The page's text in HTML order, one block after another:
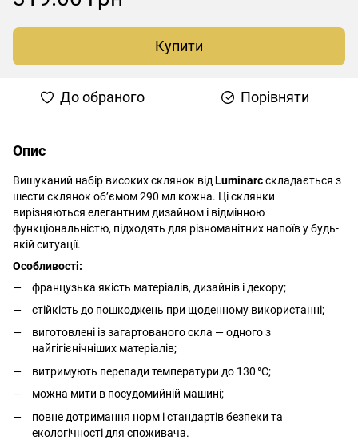
Купити
До обраного Порівняти
Опис
Вишуканий набір високих склянок від Luminarcскладається з
шести склянок об’ємом 290 мл кожна. Ці склянки
вирізняються елегантним дизайном і відмінною
функціональністю, підходять для різноманітних напоїв у будь-
якій ситуації.
Особливості:
французька якість матеріалів, дизайнів і декору;
стійкість до пошкоджень при щоденному використанні;
виготовлені із загартованого скла — одного з
найгігієнічніших матеріалів;
витримують перепади температури до 130 °C;
можна мити в посудомийній машині;
повне дотримання норм і стандартів безпеки та
екологічності для споживача.